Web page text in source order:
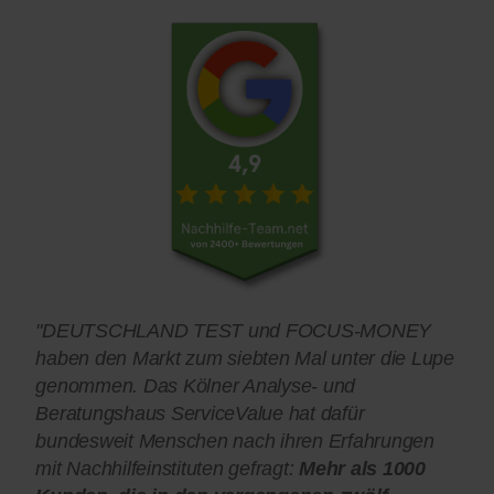
"DEUTSCHLAND TEST und FOCUS-MONEY
haben den Markt zum siebten Mal unter die Lupe
genommen. Das Kölner Analyse- und
Beratungshaus ServiceValue hat dafür
bundesweit Menschen nach ihren Erfahrungen
mit Nachhilfeinstituten gefragt: Mehr als 1000